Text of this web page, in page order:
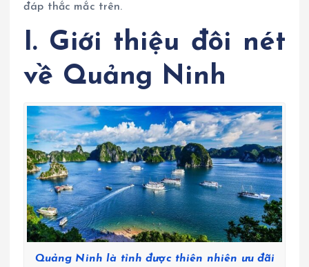
đáp thắc mắc trên.
I. Giới thiệu đôi nét
về Quảng Ninh
Quảng Ninh là tỉnh được thiên nhiên ưu đãi